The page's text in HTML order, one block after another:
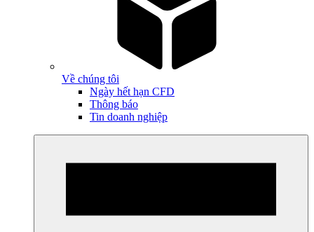
Về chúng tôi
Ngày hết hạn CFD
Thông báo
Tin doanh nghiệp